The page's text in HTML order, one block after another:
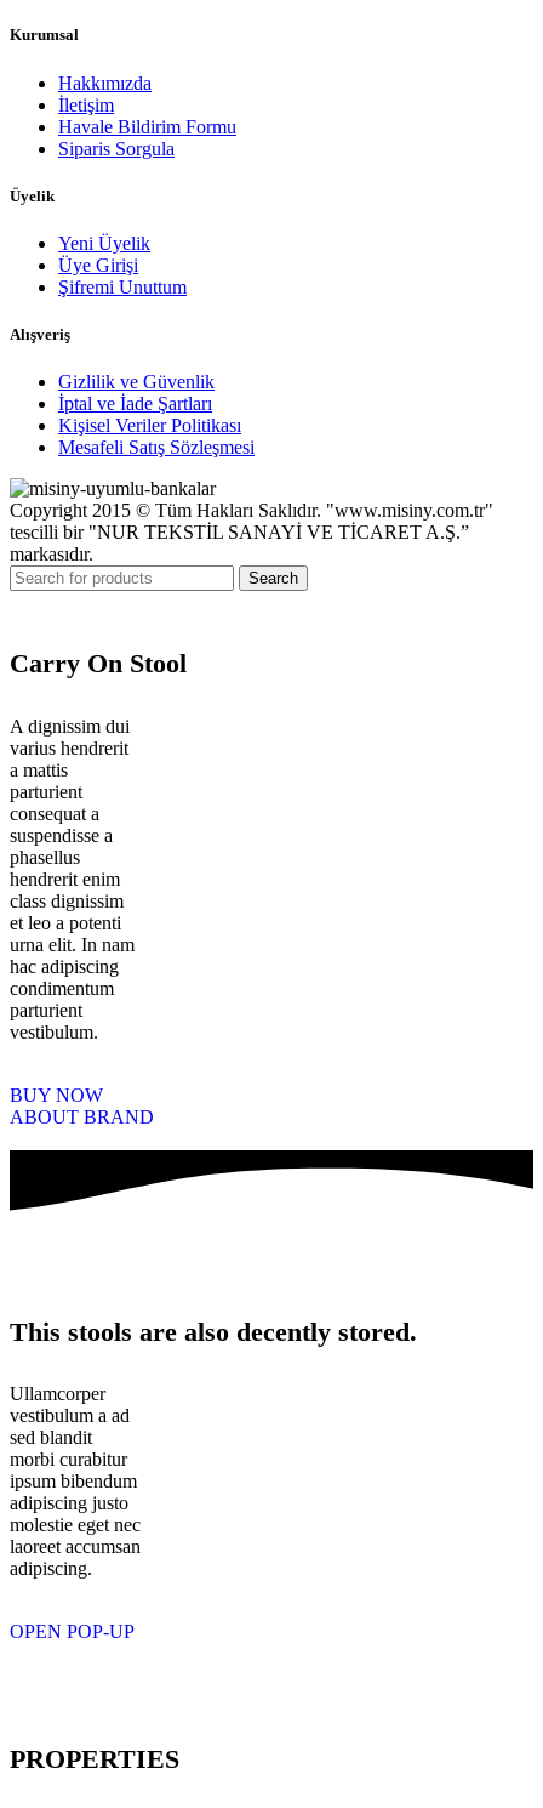
Kurumsal
Hakkımızda
İletişim
Havale Bildirim Formu
Siparis Sorgula
Üyelik
Yeni Üyelik
Üye Girişi
Şifremi Unuttum
Alışveriş
Gizlilik ve Güvenlik
İptal ve İade Şartları
Kişisel Veriler Politikası
Mesafeli Satış Sözleşmesi
Copyright 2015 © Tüm Hakları Saklıdır. "www.misiny.com.tr"
tescilli bir "NUR TEKSTİL SANAYİ VE TİCARET A.Ş.”
markasıdır.
Search
Carry On Stool
A dignissim dui
varius hendrerit
a mattis
parturient
consequat a
suspendisse a
phasellus
hendrerit enim
class dignissim
et leo a potenti
urna elit. In nam
hac adipiscing
condimentum
parturient
vestibulum.
BUY NOW
ABOUT BRAND
This stools are also decently stored.
Ullamcorper
vestibulum a ad
sed blandit
morbi curabitur
ipsum bibendum
adipiscing justo
molestie eget nec
laoreet accumsan
adipiscing.
OPEN POP-UP
PROPERTIES